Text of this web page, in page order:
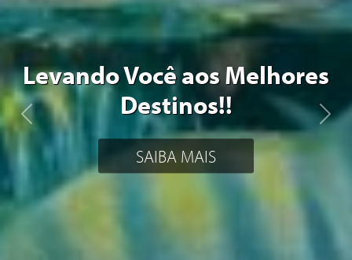
Levando Você aos Melhores
Destinos!!
SAIBA MAIS
Previous Next